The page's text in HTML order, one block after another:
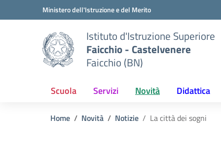
Vai ai contenuti
Vai al menu di navigazioneMinistero dell'Istruzione e del Merito
Istituto d'Istruzione Superiore
Faicchio - Castelvenere
Faicchio (BN)
Scuola Servizi Novità Didattica
Home Novità Notizie La città dei sogni